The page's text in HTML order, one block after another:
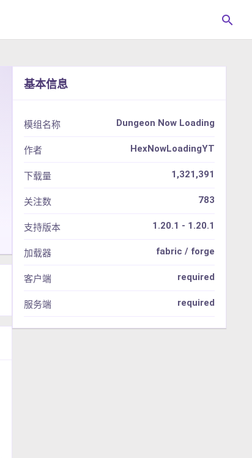
search
基本信息
模组名称 Dungeon Now Loading
作者 HexNowLoadingYT
下载量 1,321,391
关注数 783
支持版本 1.20.1 - 1.20.1
加载器 fabric / forge
客户端 required
服务端 required